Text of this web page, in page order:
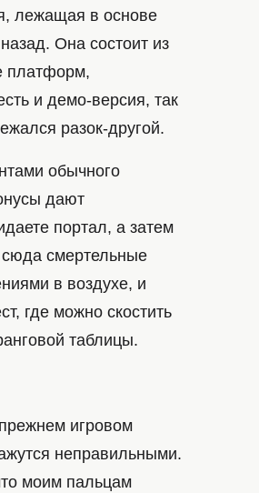
лежащая в основе
Она состоит из
платформ,
и демо-версия, так
разок-другой.
обычного
дают
портал, а затем
сюда смертельные
в воздухе, и
где можно скостить
таблицы.
игровом
неправильными.
моим пальцам